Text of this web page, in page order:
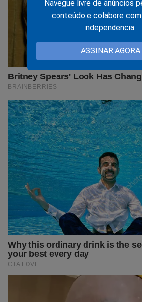
Navegue livre de anúncios
conteúdo e colabore com
independência.
ASSINAR AGORA